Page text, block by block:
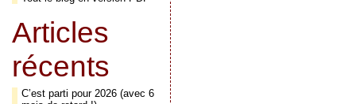
Articles
récents
C’est parti pour 2026 (avec 6